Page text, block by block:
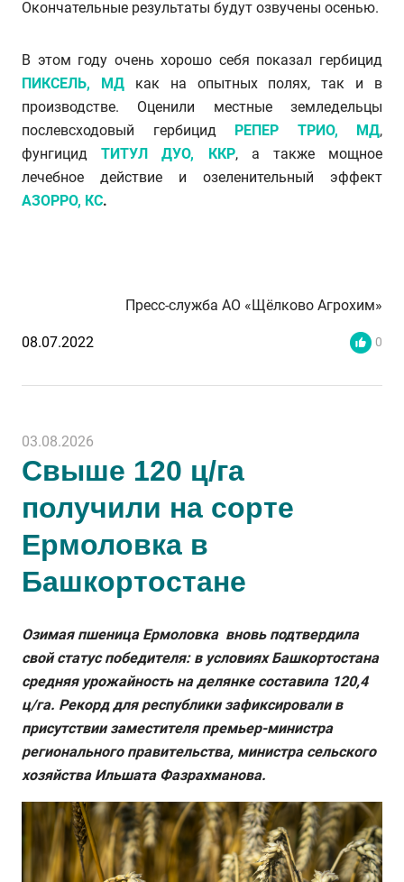
Окончательные результаты будут озвучены осенью.
В этом году очень хорошо себя показал гербицид
ПИКСЕЛЬ, МДкак на опытных полях, так и в
производстве. Оценили местные земледельцы
послевсходовый гербицид РЕПЕР ТРИО, МД,
фунгицидТИТУЛ ДУО, ККР, а также мощное
лечебное действие и озеленительный эффект
АЗОРРО, КС.
Пресс-служба АО «Щёлково Агрохим»
08.07.2022 0
03.08.2026
Свыше 120 ц/га
получили на сорте
Ермоловка в
Башкортостане
Озимая пшеница Ермоловка вновь подтвердила
свой статус победителя: в условиях Башкортостана
средняя урожайность на делянке составила 120,4
ц/га. Рекорд для республики зафиксировали в
присутствии заместителя премьер-министра
регионального правительства, министра сельского
хозяйства Ильшата Фазрахманова.